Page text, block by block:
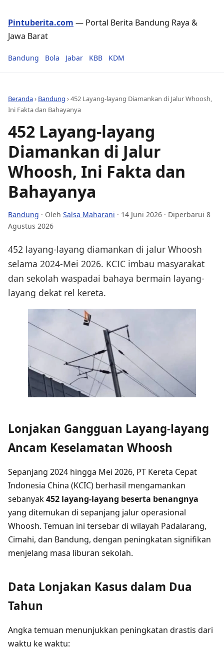
Pintuberita.com — Portal Berita Bandung Raya &
Jawa Barat
Bandung Bola Jabar KBB KDM
Beranda› Bandung ›452 Layang-layang Diamankan di Jalur Whoosh,
Ini Fakta dan Bahayanya
452 Layang-layang
Diamankan di Jalur
Whoosh, Ini Fakta dan
Bahayanya
Bandung · Oleh Salsa Maharani · 14 Juni 2026 · Diperbarui 8
Agustus 2026
452 layang-layang diamankan di jalur Whoosh
selama 2024-Mei 2026. KCIC imbau masyarakat
dan sekolah waspadai bahaya bermain layang-
layang dekat rel kereta.
Lonjakan Gangguan Layang-layang
Ancam Keselamatan Whoosh
Sepanjang 2024 hingga Mei 2026, PT Kereta Cepat
Indonesia China (KCIC) berhasil mengamankan
sebanyak452 layang-layang beserta benangnya
yang ditemukan di sepanjang jalur operasional
Whoosh. Temuan ini tersebar di wilayah Padalarang,
Cimahi, dan Bandung, dengan peningkatan signifikan
menjelang masa liburan sekolah.
Data Lonjakan Kasus dalam Dua
Tahun
Angka temuan menunjukkan peningkatan drastis dari
waktu ke waktu: